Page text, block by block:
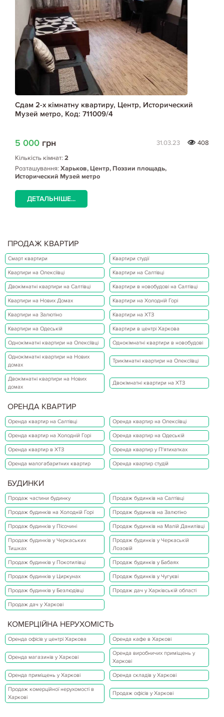
Сдам 2-х кімнатну квартиру, Центр, Исторический
Музей метро, Код: 711009/4
5 000 грн 31.03.23
408
Кількість кімнат: 2
Розташування: Харьков, Центр, Поэзии площадь,
Исторический Музей метро
ДЕТАЛЬНІШЕ...
ПРОДАЖ КВАРТИР
Смарт квартири Квартири студії
Квартири на Олексіївці Квартири на Салтівці
Двокімнатні квартири на Салтівці Квартири в новобудові на Салтівці
Квартири на Нових Домах Квартири на Холодній Горі
Квартири на Залютіно Квартири на ХТЗ
Квартири на Одеській Квартири в центрі Харкова
Однокімнатні квартири на Олексіївці Однокімнатні квартири в новобудові
Однокімнатні квартири на Нових
домах
Трикімнатні квартири на Олексіївці
Двокімнатні квартири на Нових
домах
Двокімнатні квартири на ХТЗ
ОРЕНДА КВАРТИР
Оренда квартир на Салтівці Оренда квартир на Олексіївці
Оренда квартир на Холодній Горі Оренда квартир на Одеській
Оренда квартир в ХТЗ Оренда квартир у П'ятихатках
Оренда малогабаритних квартир Оренда квартир студій
БУДИНКИ
Продаж частини будинку Продаж будинків на Салтівці
Продаж будинків на Холодній Горі Продаж будинків на Залютіно
Продаж будинків у Пісочині Продаж будинків на Малій Данилівці
Продаж будинків у Черкаських
Тишках
Продаж будинків у Черкаській
Лозовій
Продаж будинків у Покотилівці Продаж будинків у Бабаях
Продаж будинків у Циркунах Продаж будинків у Чугуєві
Продаж будинків у Безлюдівці Продаж дач у Харківській області
Продаж дач у Харкові
КОМЕРЦІЙНА НЕРУХОМІСТЬ
Оренда офісів у центрі Харкова Оренда кафе в Харкові
Оренда магазинів у Харкові
Оренда виробничих приміщень у
Харкові
Оренда приміщень у Харкові Оренда складів у Харкові
Продаж комерційної нерухомості в
Харкові
Продаж офісів у Харкові